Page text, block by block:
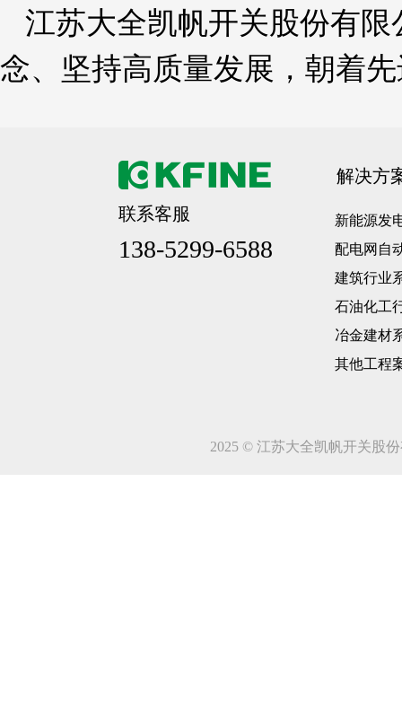
江苏大全凯帆开关股份有
念、坚持高质量发展，朝着
联系客服
138-5299-6588
解决方
新能源发
配电网自
建筑行业
石油化工
冶金建材
其他工程
2025 © 江苏大全凯帆开关股